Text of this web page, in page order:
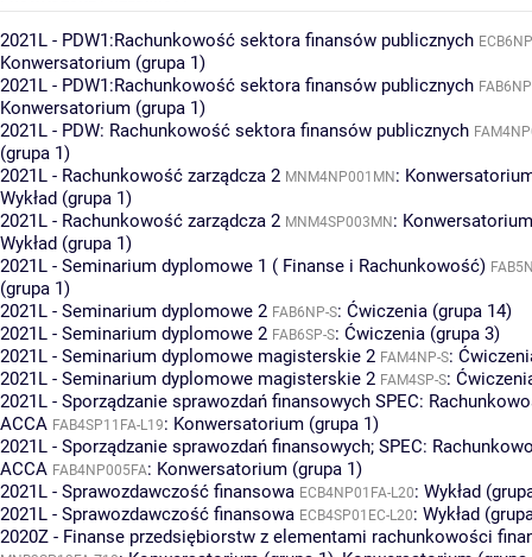
2021L - PDW1:Rachunkowość sektora finansów publicznych
Konwersatorium (grupa 1)
2021L - PDW1:Rachunkowość sektora finansów publicznych
Konwersatorium (grupa 1)
2021L - PDW: Rachunkowość sektora finansów publicznych
(grupa 1)
2021L - Rachunkowość zarządcza 2 MNM4NP001MN:
Wykład (grupa 1)
2021L - Rachunkowość zarządcza 2 MNM4SP003MN:
Wykład (grupa 1)
2021L - Seminarium dyplomowe 1 ( Finanse i Rachunkowość)
(grupa 1)
2021L - Seminarium dyplomowe 2 FAB6NP-S: Ćwiczenia (grupa 14)
2021L - Seminarium dyplomowe 2 FAB6SP-S: Ćwiczenia (grupa 3)
2021L - Seminarium dyplomowe magisterskie 2 FAM4NP-S:
2021L - Seminarium dyplomowe magisterskie 2 FAM4SP-S:
2021L - Sporządzanie sprawozdań finansowych SPEC:
ACCA FAB4SP11FA-L19: Konwersatorium (grupa 1)
2021L - Sporządzanie sprawozdań finansowych; SPEC:
ACCA FAB4NP005FA: Konwersatorium (grupa 1)
2021L - Sprawozdawczość finansowa ECB4NP01FA-L20: Wykład
2021L - Sprawozdawczość finansowa ECB4SP01EC-L20: Wykład
2020Z - Finanse przedsiębiorstw z elementami rachunkowości